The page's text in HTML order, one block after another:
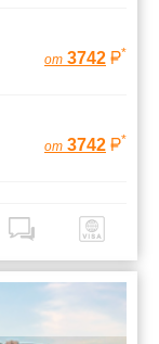
от 3742 *
от 3742 *